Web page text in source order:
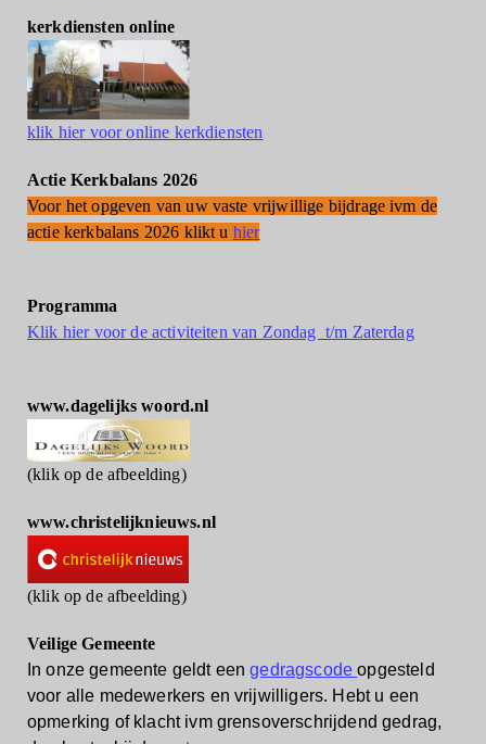
kerkdiensten online
klik hier voor online kerkdiensten
Actie Kerkbalans 2026
Voor het opgeven van uw vaste vrijwillige bijdrage ivm de
actie kerkbalans 2026 klikt u hier
Programma
Klik hier voor de activiteiten van Zondag t/m Zaterdag
www.dagelijks woord.nl
(klik op de afbeelding)
www.christelijknieuws.nl
(klik op de afbeelding)
Veilige Gemeente
In onze gemeente geldt eengedragscodeopgesteld
voor alle medewerkers en vrijwilligers. Hebt u een
opmerking of klacht ivm grensoverschrijdend gedrag,